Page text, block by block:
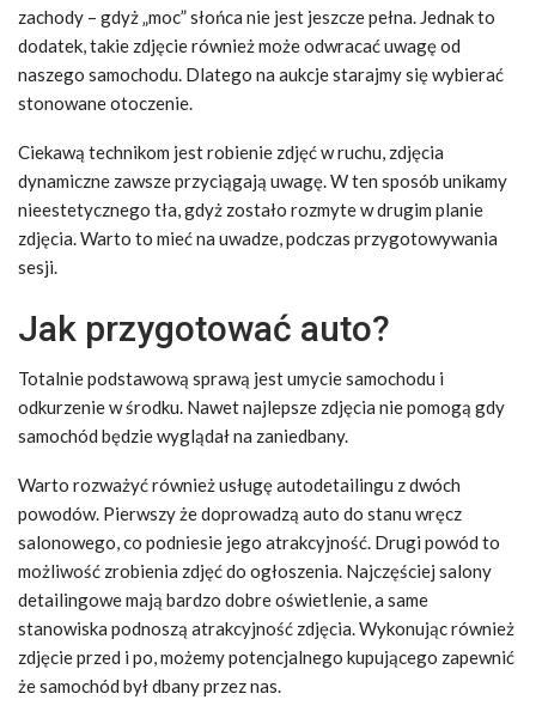
zachody – gdyż „moc” słońca nie jest jeszcze pełna. Jednak to
dodatek, takie zdjęcie również może odwracać uwagę od
naszego samochodu. Dlatego na aukcje starajmy się wybierać
stonowane otoczenie.
Ciekawą technikom jest robienie zdjęć w ruchu, zdjęcia
dynamiczne zawsze przyciągają uwagę. W ten sposób unikamy
nieestetycznego tła, gdyż zostało rozmyte w drugim planie
zdjęcia. Warto to mieć na uwadze, podczas przygotowywania
sesji.
Jak przygotować auto?
Totalnie podstawową sprawą jest umycie samochodu i
odkurzenie w środku. Nawet najlepsze zdjęcia nie pomogą gdy
samochód będzie wyglądał na zaniedbany.
Warto rozważyć również usługę autodetailingu z dwóch
powodów. Pierwszy że doprowadzą auto do stanu wręcz
salonowego, co podniesie jego atrakcyjność. Drugi powód to
możliwość zrobienia zdjęć do ogłoszenia. Najczęściej salony
detailingowe mają bardzo dobre oświetlenie, a same
stanowiska podnoszą atrakcyjność zdjęcia. Wykonując również
zdjęcie przed i po, możemy potencjalnego kupującego zapewnić
że samochód był dbany przez nas.